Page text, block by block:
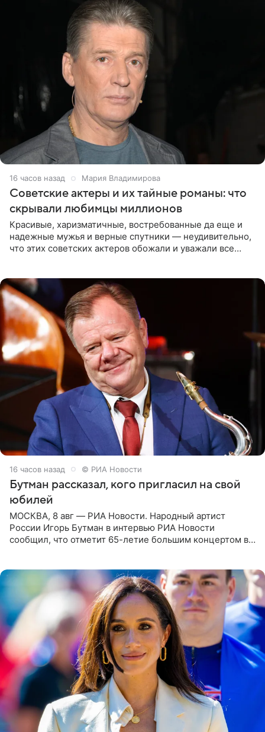
16 часов назад Мария Владимирова
Советские актеры и их тайные романы: что
скрывали любимцы миллионов
Красивые, харизматичные, востребованные да еще и
надежные мужья и верные спутники — неудивительно,
что этих советских актеров обожали и уважали все
16 часов назад © РИА Новости
Бутман рассказал, кого пригласил на свой
юбилей
МОСКВА, 8 авг — РИА Новости. Народный артист
России Игорь Бутман в интервью РИА Новости
сообщил, что отметит 65-летие большим концертом в